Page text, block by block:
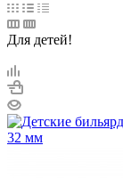
Для детей!